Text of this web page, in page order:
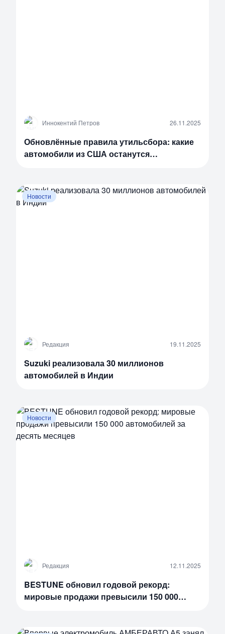
И Иннокентий Петров 26.11.2025
Обновлённые правила утильсбора: какие
автомобили из США останутся
Новости
Р Редакция 19.11.2025
Suzuki реализовала 30 миллионов
автомобилей в Индии
Новости
Р Редакция 12.11.2025
BESTUNE обновил годовой рекорд:
мировые продажи превысили 150 000